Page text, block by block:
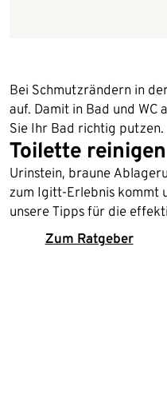
Bei Schmutzrändern in
auf. Damit in Bad und
Sie Ihr Bad richtig putzen.
Toilette reinigen
Urinstein, braune
zum Igitt-Erlebnis kommt
unsere Tipps für die
Zum Ratgeber